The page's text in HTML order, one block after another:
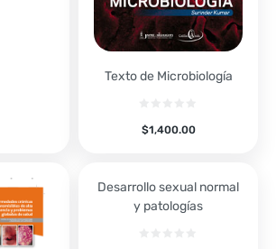
Texto de Microbiología
$1,400.00
Desarrollo sexual normal
y patologías